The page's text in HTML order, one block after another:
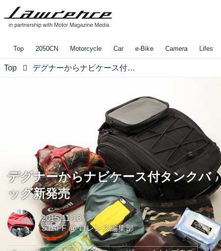
Top 2050CN Motorcycle Car e-Bike Camera
Top デグナーからナビケース付タンクバッグ新発売
デグナーからナビケース付タンクバ
ッグ新発売
2015-11-13
STAFF@ロレンス編集部